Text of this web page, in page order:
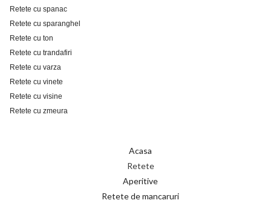
Retete cu spanac
Retete cu sparanghel
Retete cu ton
Retete cu trandafiri
Retete cu varza
Retete cu vinete
Retete cu visine
Retete cu zmeura
Acasa
Retete
Aperitive
Retete de mancaruri